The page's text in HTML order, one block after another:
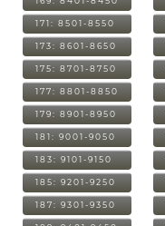
171: 8501-8550
173: 8601-8650
175: 8701-8750
177: 8801-8850
179: 8901-8950
181: 9001-9050
183: 9101-9150
185: 9201-9250
187: 9301-9350